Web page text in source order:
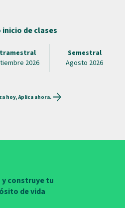
de clases
2026
Semestral
Agosto 2026
hoy, Aplica ahora. arrow_forward
y construye tu
de vida